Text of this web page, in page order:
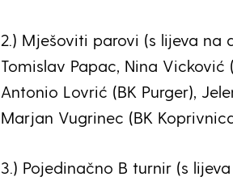
2.) Mješoviti parovi (s lijeva na
Tomislav Papac, Nina Vicković
Antonio Lovrić (BK Purger),
Marjan Vugrinec (BK
3.) Pojedinačno B turnir (s